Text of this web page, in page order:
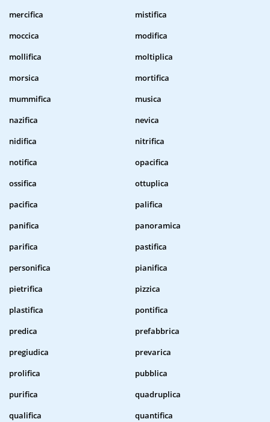
mercifica
mistifica
moccica
modifica
mollifica
moltiplica
morsica
mortifica
mummifica
musica
nazifica
nevica
nidifica
nitrifica
notifica
opacifica
ossifica
ottuplica
pacifica
palifica
panifica
panoramica
parifica
pastifica
personifica
pianifica
pietrifica
pizzica
plastifica
pontifica
predica
prefabbrica
pregiudica
prevarica
prolifica
pubblica
purifica
quadruplica
qualifica
quantifica